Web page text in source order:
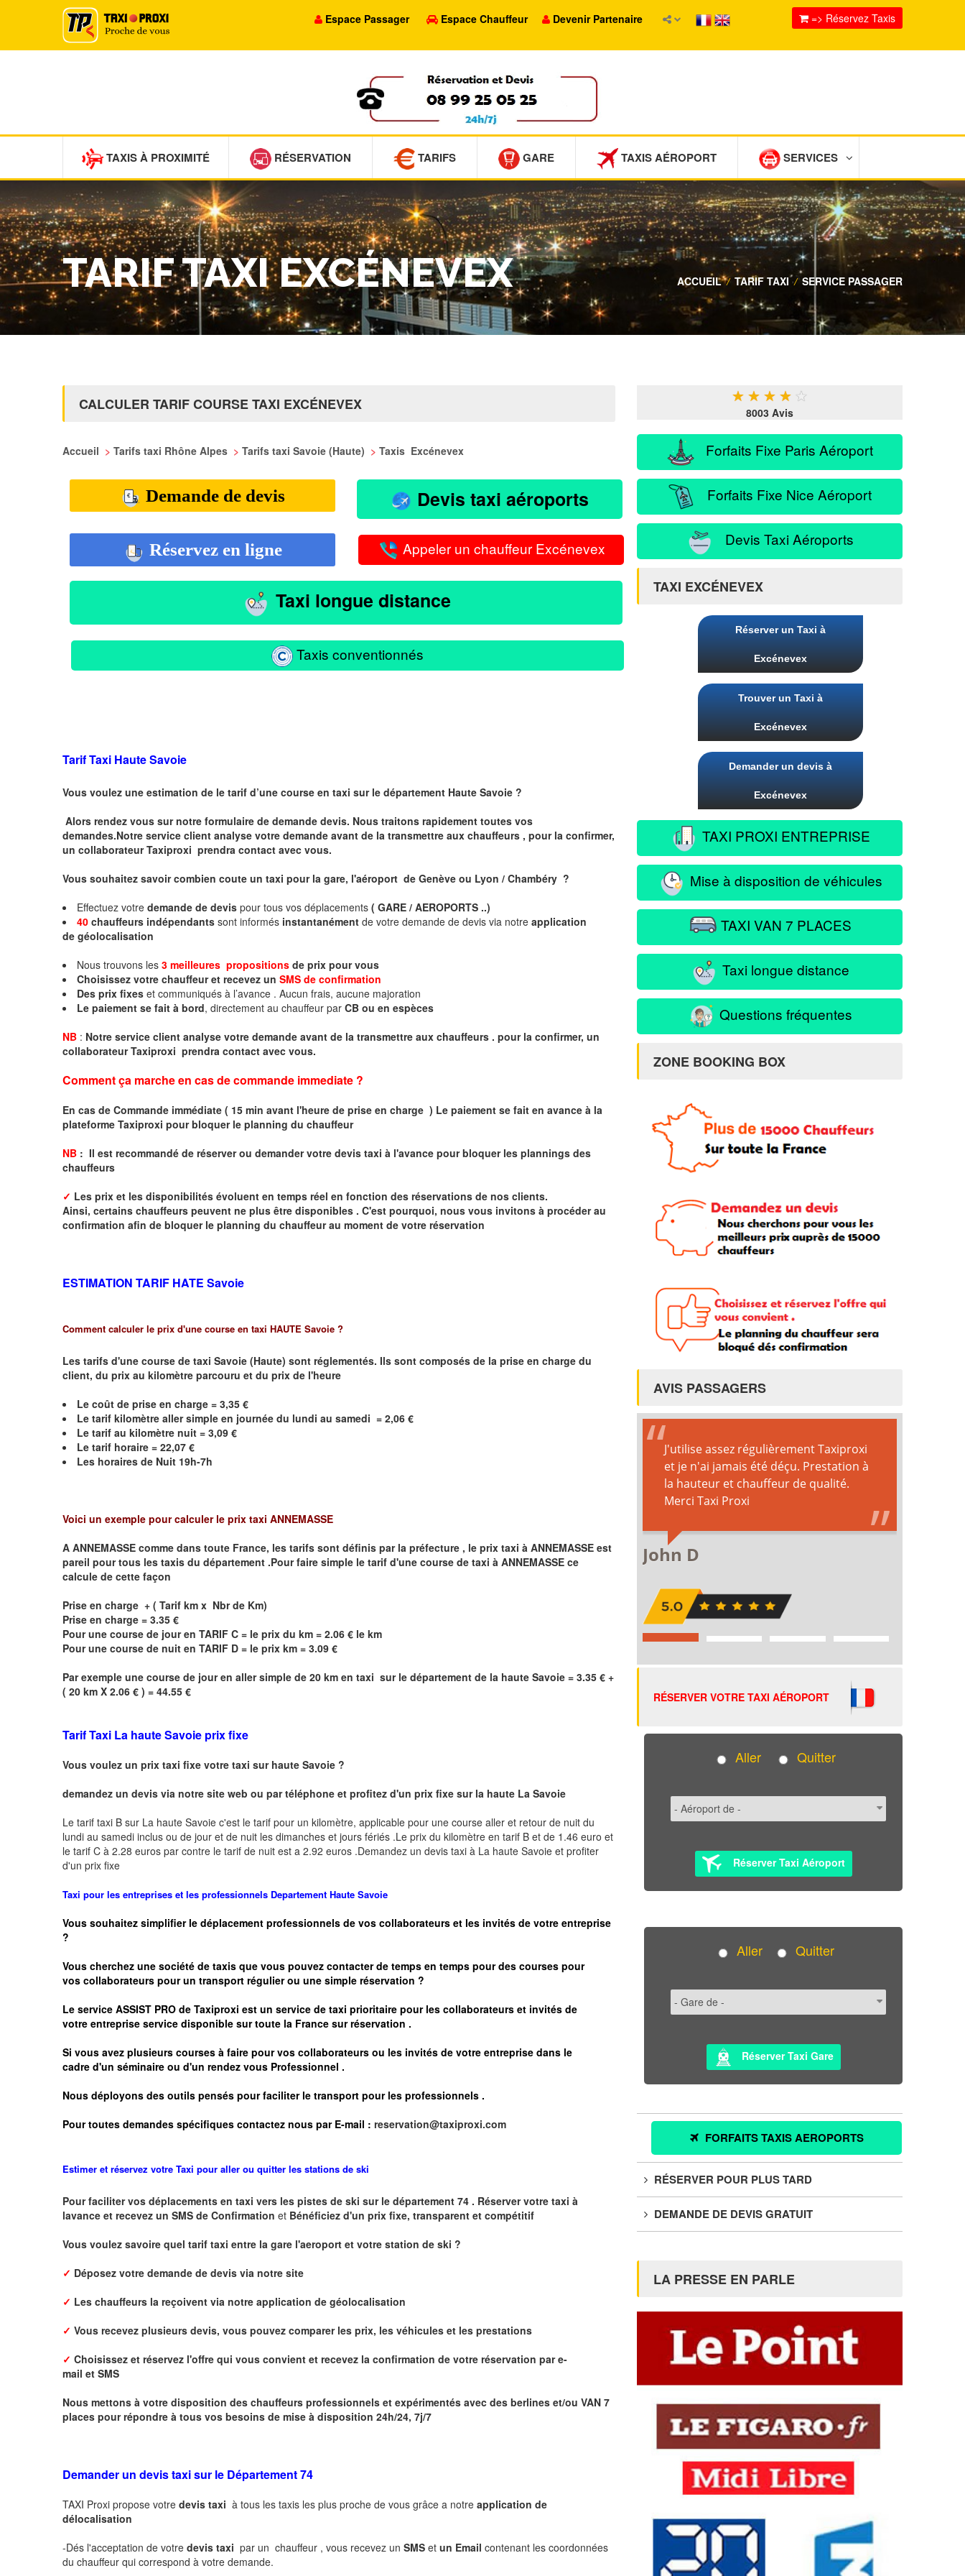
Espace Passager Espace Chauffeur Devenir Partenaire => Réservez Taxis
TAXIS À PROXIMITÉ RÉSERVATION TARIFS GARE TAXIS AÉROPORT SERVICES
TARIF TAXI EXCÉNEVEX ACCUEIL / TARIF TAXI / SERVICE PASSAGER
CALCULER TARIF COURSE TAXI EXCÉNEVEX
Accueil > Tarifs taxi Rhône Alpes > Tarifs taxi Savoie (Haute) > Taxis Excénevex
Demande de devis Devis taxi aéroports
Réservez en ligne Appeler un chauffeur Excénevex
Taxi longue distance
Taxis conventionnés
Tarif Taxi Haute Savoie
Vous voulez une estimation de le tarif d’une course en taxi sur le département Haute Savoie ?
Alors rendez vous sur notre formulaire de demande devis. Nous traitons rapidement toutes vos
demandes.Notre service client analyse votre demande avant de la transmettre aux chauffeurs , pour la confirmer,
un collaborateur Taxiproxi prendra contact avec vous.
Vous souhaitez savoir combien coute un taxi pour la gare, l'aéroport de Genève ou Lyon / Chambéry ?
Effectuez votre demande de devis pour tous vos déplacements ( GARE / AEROPORTS ..)
40 chauffeurs indépendants sont informés instantanément de votre demande de devis via notre application
de géolocalisation
Nous trouvons les 3 meilleures propositions de prix pour vous
Choisissez votre chauffeur et recevez un SMS de confirmation
Des prix fixes et communiqués à l’avance . Aucun frais, aucune majoration
Le paiement se fait à bord, directement au chauffeur par CB ou en espèces
NB : Notre service client analyse votre demande avant de la transmettre aux chauffeurs . pour la confirmer, un
collaborateur Taxiproxi prendra contact avec vous.
Comment ça marche en cas de commande immediate ?
En cas de Commande immédiate ( 15 min avant l'heure de prise en charge ) Le paiement se fait en avance à la
plateforme Taxiproxi pour bloquer le planning du chauffeur
NB : Il est recommandé de réserverou demandervotre devis taxi à l'avance pour bloquer les plannings des
chauffeurs
✓ Les prix et les disponibilités évoluent en temps réel en fonction des réservations de nos clients.
Ainsi, certains chauffeurs peuvent ne plus être disponibles . C'est pourquoi, nous vous invitons à procéder au
confirmation afin de bloquer le planning du chauffeur au moment de votre réservation
ESTIMATION TARIF HATE Savoie
Comment calculer le prix d'une course en taxi HAUTE Savoie ?
Les tarifs d'une course de taxi Savoie (Haute) sont réglementés. Ils sont composés de la prise en charge du
client, du prix au kilomètre parcouru et du prix de l'heure
Le coût de prise en charge = 3,35 €
Le tarif kilomètre aller simple en journée du lundi au samedi = 2,06 €
Le tarif au kilomètre nuit = 3,09 €
Le tarif horaire = 22,07 €
Les horaires de Nuit 19h-7h
Voici un exemple pour calculer le prix taxi ANNEMASSE
A ANNEMASSE comme dans toute France, les tarifs sont définis par la préfecture , le prix taxi à ANNEMASSE est
pareil pour tous les taxis du département .Pour faire simple le tarif d'une course de taxi à ANNEMASSE ce
calcule de cette façon
Prise en charge + ( Tarif km x Nbr de Km)
Prise en charge = 3.35 €
Pour une course de jour en TARIF C = le prix du km = 2.06 € le km
Pour une course de nuit en TARIF D = le prix km = 3.09 €
Par exemple une course de jour en aller simple de 20 km en taxi sur le département de la haute Savoie = 3.35 € +
( 20 km X 2.06 € ) = 44.55 €
Tarif Taxi La haute Savoie prix fixe
Vous voulez un prix taxi fixe votre taxi sur haute Savoie ?
demandez un devis via notre site web ou par téléphone et profitez d'un prix fixe sur la haute La Savoie
Le tarif taxi B sur La haute Savoie c'est le tarif pour un kilomètre, applicable pour une course aller et retour de nuit du
lundi au samedi inclus ou de jour et de nuit les dimanches et jours fériés .Le prix du kilomètre en tarif B et de 1.46 euro et
le tarif C à 2.28 euros par contre le tarif de nuit est a 2.92 euros .Demandez un devis taxi à La haute Savoie et profiter
d'un prix fixe
Taxi pour les entreprises et les professionnels Departement Haute Savoie
Vous souhaitez simplifier le déplacement professionnels de vos collaborateurs et les invités de votre entreprise
?
Vous cherchez une société de taxis que vous pouvez contacter de temps en temps pour des courses pour
vos collaborateurs pour un transport régulierou une simple réservation ?
Le service ASSIST PRO de Taxiproxi est un service de taxi prioritaire pour les collaborateurs et invités de
votre entreprise service disponible sur toute la France sur réservation .
Si vous avez plusieurs courses à faire pour vos collaborateurs ou les invités de votre entreprise dans le
cadre d'un séminaire ou d'un rendez vous Professionnel .
Nous déployons des outils pensés pour faciliter le transport pour les professionnels .
Pour toutes demandes spécifiques contactez nous par E-mail : reservation@taxiproxi.com
Estimer et réservez votre Taxi pour aller ou quitter les stations de ski
Pour faciliter vos déplacements en taxi vers les pistes de ski sur le département 74 . Réserver votre taxi à
lavance et recevez un SMS de Confirmation et Bénéficiez d'un prix fixe, transparent et compétitif
Vous voulez savoire quel tarif taxi entre la gare l'aeroport et votre station de ski ?
✓ Déposez votre demande de devis via notre site
✓ Les chauffeurs la reçoivent via notre application de géolocalisation
✓ Vous recevez plusieurs devis, vous pouvez comparer les prix, les véhicules et les prestations
✓ Choisissez et réservez l'offre qui vous convient et recevez la confirmation de votre réservation pare-
mail et SMS
Nous mettons à votre disposition des chauffeurs professionnels et expérimentés avec des berlines et/ou VAN 7
places pour répondre à tous vos besoins de mise à disposition 24h/24, 7j/7
Demander un devis taxi sur le Département 74
TAXI Proxi propose votre devis taxi à tous les taxis les plus proche de vous grâce a notre application de
délocalisation
-Dés l'acceptation de votre devis taxi par un chauffeur , vous recevez un SMS et un Email contenant les coordonnées
du chauffeur qui correspond à votre demande.
★ ★ ★ ★ ★
8003 Avis
Forfaits Fixe Paris Aéroport
Forfaits Fixe Nice Aéroport
Devis Taxi Aéroports
TAXI EXCÉNEVEX
Réserver un Taxi à
Excénevex
Trouver un Taxi à
Excénevex
Demander un devis à
Excénevex
TAXI PROXI ENTREPRISE
Mise à disposition de véhicules
TAXI VAN 7 PLACES
Taxi longue distance
Questions fréquentes
ZONE BOOKING BOX
AVIS PASSAGERS
RÉSERVER VOTRE TAXI AÉROPORT
Aller Quitter
Réserver Taxi Aéroport
Aller Quitter
Réserver Taxi Gare
FORFAITS TAXIS AEROPORTS
RÉSERVER POUR PLUS TARD
DEMANDE DE DEVIS GRATUIT
LA PRESSE EN PARLE